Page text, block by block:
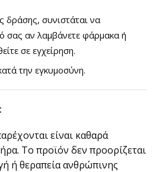
δράσης, συνιστάται να
σας αν λαμβάνετε φάρμακα ή
σε εγχείρηση.
την εγκυμοσύνη.
είναι καθαρά
Το προϊόν δεν προορίζεται
ή θεραπεία ανθρώπινης